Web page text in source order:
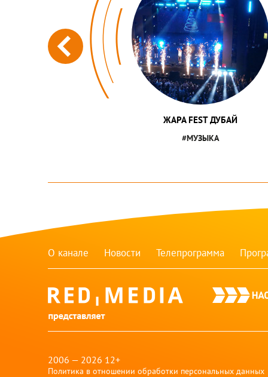
ЖАРА FEST ДУБАЙ
#МУЗЫКА
О канале Новости Телепрограмма
2006 — 2026 12+
Политика в отношении обработки персональных данных